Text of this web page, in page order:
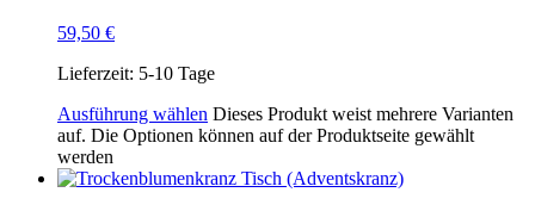
59,50 €
Lieferzeit: 5-10 Tage
Ausführung wählen Dieses Produkt weist mehrere Varianten
auf. Die Optionen können auf der Produktseite gewählt
werden